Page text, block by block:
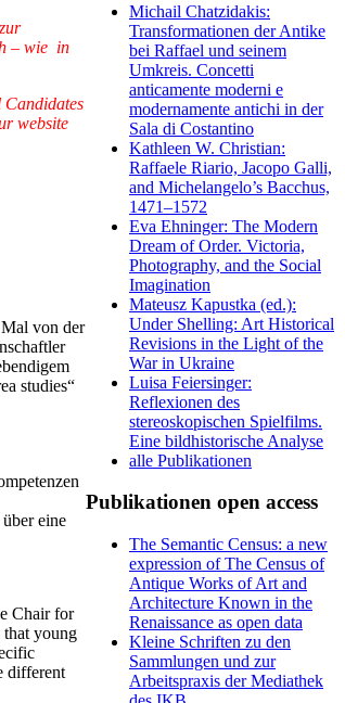
– wie in
website
von der
studies“
eine
Chair for
that young
different
Michail Chatzidakis:
Transformationen der Antike
bei Raffael und seinem
Umkreis. Concetti
anticamente moderni e
modernamente antichi in der
Sala di Costantino
Kathleen W. Christian:
Raffaele Riario, Jacopo Galli,
and Michelangelo’s Bacchus,
1471–1572
Eva Ehninger: The Modern
Dream of Order. Victoria,
Photography, and the Social
Imagination
Mateusz Kapustka (ed.):
Under Shelling: Art Historical
Revisions in the Light of the
War in Ukraine
Luisa Feiersinger:
Reflexionen des
stereoskopischen Spielfilms.
Eine bildhistorische Analyse
alle Publikationen
Publikationen open access
The Semantic Census: a new
expression of The Census of
Antique Works of Art and
Architecture Known in the
Renaissance as open data
Kleine Schriften zu den
Sammlungen und zur
Arbeitspraxis der Mediathek